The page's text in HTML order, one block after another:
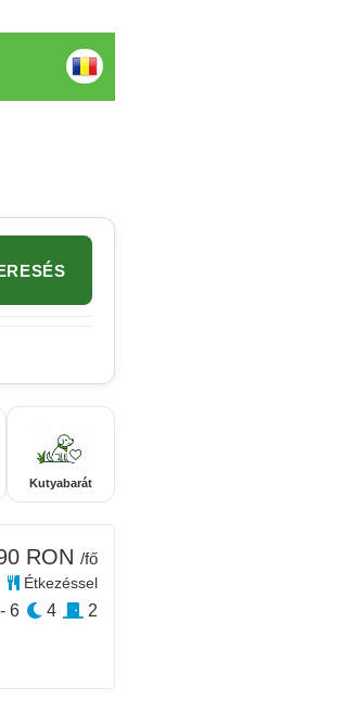
Kutyabarát
RON /fő
Étkezéssel
6 4 2